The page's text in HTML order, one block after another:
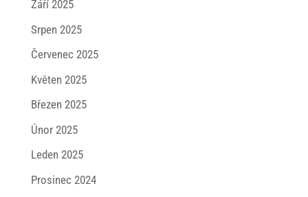
Září 2025
Srpen 2025
Červenec 2025
Květen 2025
Březen 2025
Únor 2025
Leden 2025
Prosinec 2024